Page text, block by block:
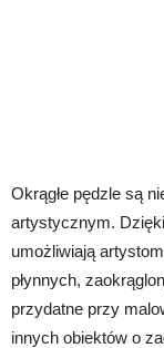
Okrągłe pędzle są
artystycznym.
umożliwiają
płynnych,
przydatne przy
innych obiektów o